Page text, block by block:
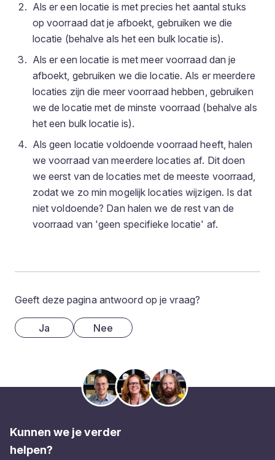
Als er een locatie is met precies het aantal stuks
op voorraad dat je afboekt, gebruiken we die
locatie (behalve als het een bulk locatie is).
Als er een locatie is met meer voorraad dan je
afboekt, gebruiken we die locatie. Als er meerdere
locaties zijn die meer voorraad hebben, gebruiken
we de locatie met de minste voorraad (behalve als
het een bulk locatie is).
Als geen locatie voldoende voorraad heeft, halen
we voorraad van meerdere locaties af. Dit doen
we eerst van de locaties met de meeste voorraad,
zodat we zo min mogelijk locaties wijzigen. Is dat
niet voldoende? Dan halen we de rest van de
voorraad van 'geen specifieke locatie' af.
Geeft deze pagina antwoord op je vraag?
Ja Nee
Kunnen we je verder
helpen?